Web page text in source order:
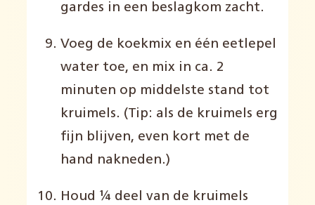
gardes in een beslagkom zacht.
Voeg de koekmix en één eetlepel
water toe, en mix in ca. 2
minuten op middelste stand tot
kruimels. (Tip: als de kruimels erg
fijn blijven, even kort met de
hand nakneden.)
Houd ¼ deel van de kruimels